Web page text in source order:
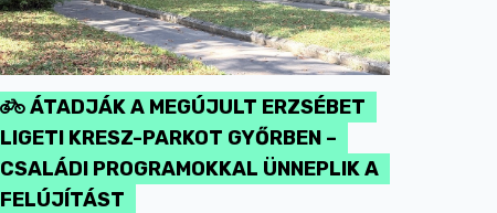
ÁTADJÁK A MEGÚJULT ERZSÉBET
LIGETI KRESZ-PARKOT GYŐRBEN –
CSALÁDI PROGRAMOKKAL ÜNNEPLIK A
FELÚJÍTÁST